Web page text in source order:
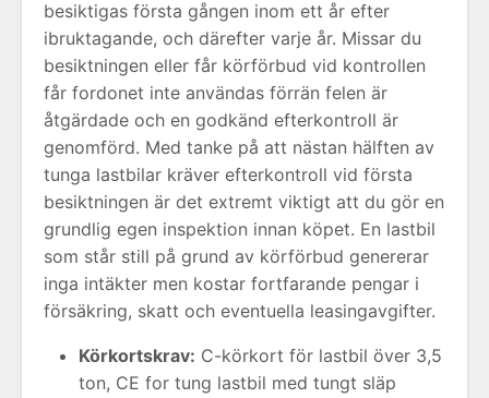
besiktigas första gången inom ett år efter
ibruktagande, och därefter varje år. Missar du
besiktningen eller får körförbud vid kontrollen
får fordonet inte användas förrän felen är
åtgärdade och en godkänd efterkontroll är
genomförd. Med tanke på att nästan hälften av
tunga lastbilar kräver efterkontroll vid första
besiktningen är det extremt viktigt att du gör en
grundlig egen inspektion innan köpet. En lastbil
som står still på grund av körförbud genererar
inga intäkter men kostar fortfarande pengar i
försäkring, skatt och eventuella leasingavgifter.
Körkortskrav: C-körkort för lastbil över 3,5
ton, CE for tung lastbil med tungt släp